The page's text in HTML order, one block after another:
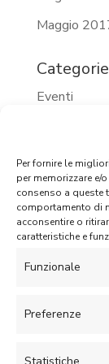
Per fornire le
per memorizzare
consenso a queste
comportamento di
acconsentire o
caratteristiche e
Funzionale
Preferenze
Maggio
Categorie
Eventi
Eventi 2024
Eventi
Prossimi
Senza
Accedi